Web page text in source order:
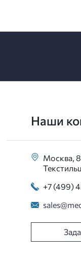
Наши
Москва,
+7 (499)